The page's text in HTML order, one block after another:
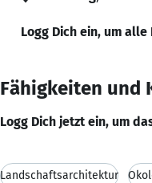
Logg Dich ein, um alle
Fähigkeiten und
Logg Dich jetzt ein, um
Landschaftsarchitektur